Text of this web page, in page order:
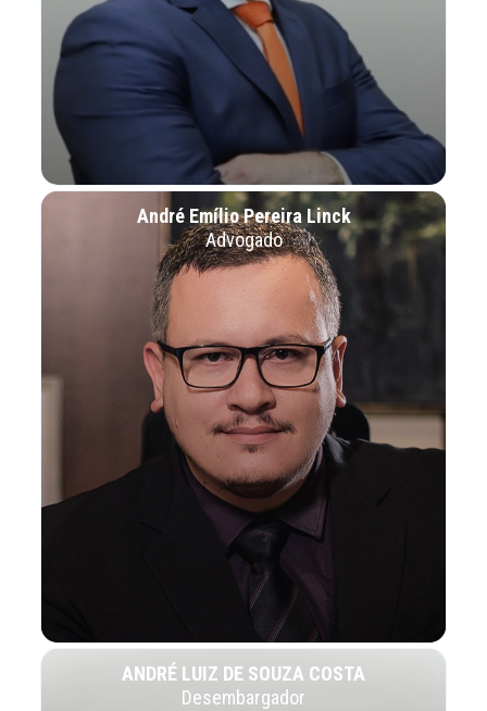
André Emílio Pereira Linck
Advogado
ANDRÉ LUIZ DE SOUZA COSTA
Desembargador